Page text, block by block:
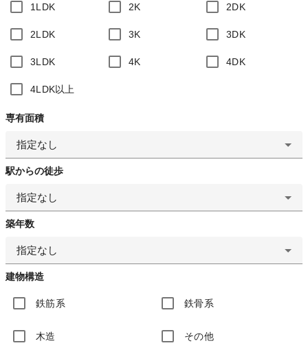
1LDK 2K 2DK
2LDK 3K 3DK
3LDK 4K 4DK
4LDK以上
専有面積
指定なし
駅からの徒歩
指定なし
築年数
指定なし
建物構造
鉄筋系 鉄骨系
木造 その他